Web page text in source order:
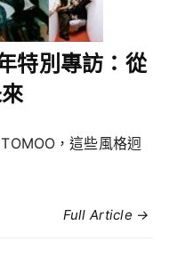
特別專訪：從
，這些風格迥
Full Article →